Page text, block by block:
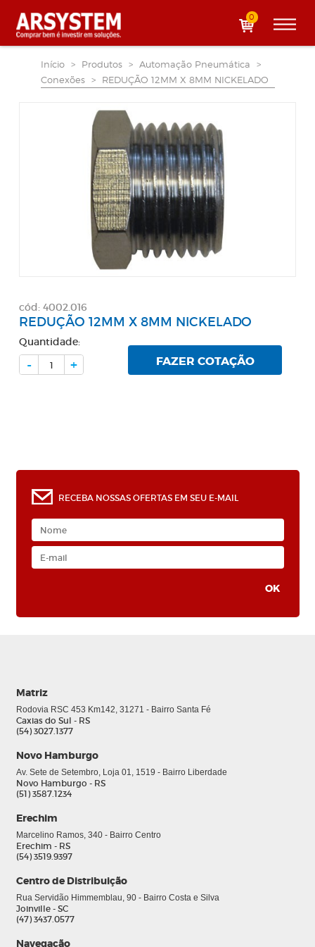
0
Início > Produtos > Automação Pneumática
>
Conexões > REDUÇÃO 12MM X 8MM NICKELADO
cód: 4002.016
REDUÇÃO 12MM X 8MM NICKELADO
Quantidade:
- + FAZER COTAÇÃO
RECEBA NOSSAS OFERTAS EM SEU E-MAIL
Matriz
Rodovia RSC 453 Km142, 31271 - Bairro Santa Fé
Caxias do Sul - RS
(54) 3027.1377
Novo Hamburgo
Av. Sete de Setembro, Loja 01, 1519 - Bairro Liberdade
Novo Hamburgo - RS
(51) 3587.1234
Erechim
Marcelino Ramos, 340 - Bairro Centro
Erechim - RS
(54) 3519.9397
Centro de Distribuição
Rua Servidão Himmemblau, 90 - Bairro Costa e Silva
Joinville - SC
(47) 3437.0577
Navegação